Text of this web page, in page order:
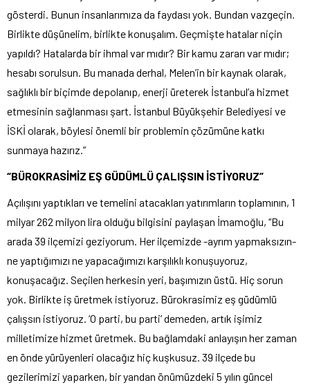
gösterdi. Bunun insanlarımıza da faydası yok. Bundan vazgeçin.
Birlikte düşünelim, birlikte konuşalım. Geçmişte hatalar niçin
yapıldı? Hatalarda bir ihmal var mıdır? Bir kamu zararı var mıdır;
hesabı sorulsun. Bu manada derhal, Melen’in bir kaynak olarak,
sağlıklı bir biçimde depolanıp, enerji üreterek İstanbul’a hizmet
etmesinin sağlanması şart. İstanbul Büyükşehir Belediyesi ve
İSKİ olarak, böylesi önemli bir problemin çözümüne katkı
sunmaya hazırız.”
“BÜROKRASİMİZ EŞ GÜDÜMLÜ ÇALIŞSIN İSTİYORUZ”
Açılışını yaptıkları ve temelini atacakları yatırımların toplamının, 1
milyar 262 milyon lira olduğu bilgisini paylaşan İmamoğlu, “Bu
arada 39 ilçemizi geziyorum. Her ilçemizde -ayrım yapmaksızın-
ne yaptığımızı ne yapacağımızı karşılıklı konuşuyoruz,
konuşacağız. Seçilen herkesin yeri, başımızın üstü. Hiç sorun
yok. Birlikte iş üretmek istiyoruz. Bürokrasimiz eş güdümlü
çalışsın istiyoruz. ‘O parti, bu parti’ demeden, artık işimiz
milletimize hizmet üretmek. Bu bağlamdaki anlayışın her zaman
en önde yürüyenleri olacağız hiç kuşkusuz. 39 ilçede bu
gezilerimizi yaparken, bir yandan önümüzdeki 5 yılın güncel